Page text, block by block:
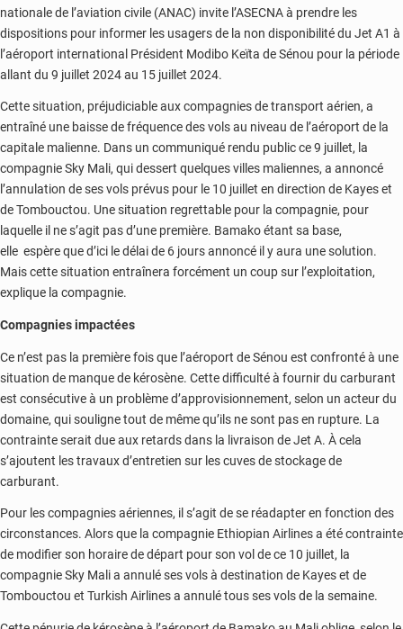
nationale de l’aviation civile (ANAC) invite l’ASECNA à prendre les
dispositions pour informer les usagers de la non disponibilité du Jet A1 à
l’aéroport international Président Modibo Keïta de Sénou pour la période
allant du 9 juillet 2024 au 15 juillet 2024.
Cette situation, préjudiciable aux compagnies de transport aérien, a
entraîné une baisse de fréquence des vols au niveau de l’aéroport de la
capitale malienne. Dans un communiqué rendu public ce 9 juillet, la
compagnie Sky Mali, qui dessert quelques villes maliennes, a annoncé
l’annulation de ses vols prévus pour le 10 juillet en direction de Kayes et
de Tombouctou. Une situation regrettable pour la compagnie, pour
laquelle il ne s’agit pas d’une première. Bamako étant sa base,
elle espère que d’ici le délai de 6 jours annoncé il y aura une solution.
Mais cette situation entraînera forcément un coup sur l’exploitation,
explique la compagnie.
Compagnies impactées
Ce n’est pas la première fois que l’aéroport de Sénou est confronté à une
situation de manque de kérosène. Cette difficulté à fournir du carburant
est consécutive à un problème d’approvisionnement, selon un acteur du
domaine, qui souligne tout de même qu’ils ne sont pas en rupture. La
contrainte serait due aux retards dans la livraison de Jet A. À cela
s’ajoutent les travaux d’entretien sur les cuves de stockage de
carburant.
Pour les compagnies aériennes, il s’agit de se réadapter en fonction des
circonstances. Alors que la compagnie Ethiopian Airlines a été contrainte
de modifier son horaire de départ pour son vol de ce 10 juillet, la
compagnie Sky Mali a annulé ses vols à destination de Kayes et de
Tombouctou et Turkish Airlines a annulé tous ses vols de la semaine.